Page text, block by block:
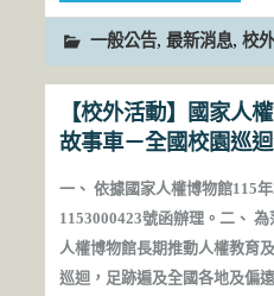
一般公告, 最新消息, 校
【校外活動】國家人
故事車－全國校園巡迴
一、 依據國家人權博物館115
1153000423號函辦理。二、
人權博物館長期推動人權教育
巡迴，足跡遍及全國各地及偏